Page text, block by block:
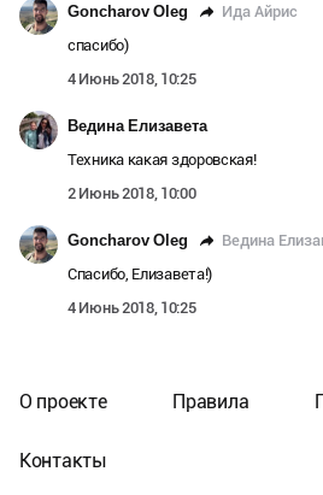
Goncharov Oleg Ида Айрис
спасибо)
4 Июнь 2018, 10:25
Ведина Елизавета
Техника какая здоровская!
2 Июнь 2018, 10:00
Goncharov Oleg Ведина
Спасибо, Елизавета!)
4 Июнь 2018, 10:25
О проекте Правила
Контакты